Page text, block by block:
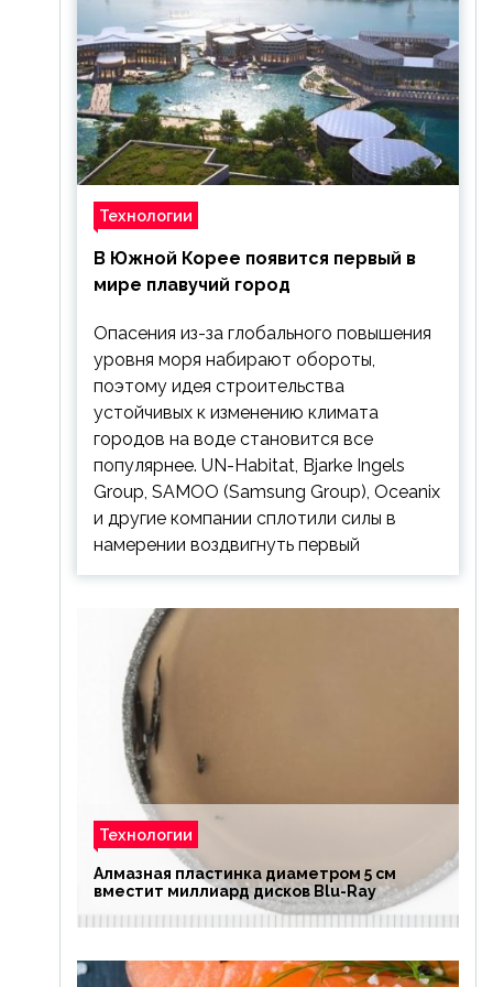
Технологии
В Южной Корее появится первый в
мире плавучий город
Опасения из-за глобального повышения
уровня моря набирают обороты,
поэтому идея строительства
устойчивых к изменению климата
городов на воде становится все
популярнее. UN-Habitat, Bjarke Ingels
Group, SAMOO (Samsung Group), Oceanix
и другие компании сплотили силы в
намерении воздвигнуть первый
Технологии
Алмазная пластинка диаметром 5 см
вместит миллиард дисков Blu-Ray